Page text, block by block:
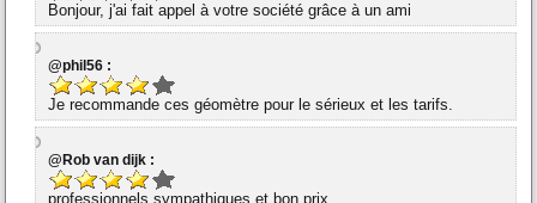
Bonjour, j'ai fait appel à votre société grâce à un ami
@phil56 :
Je recommande ces géomètre pour le sérieux et les tarifs.
@Rob van dijk :
professionnels sympathiques et bon prix